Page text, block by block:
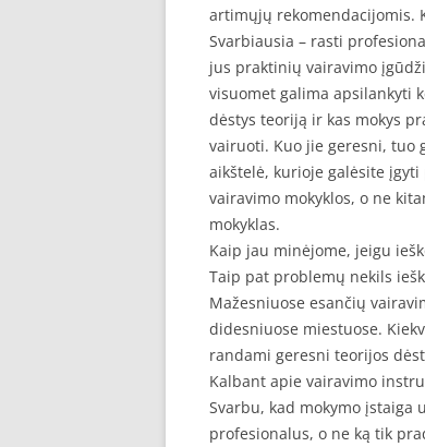
SEO STRAIPSNIU
artimųjų rekomendacijomis.
Svarbiausia – rasti
jus praktinių vairavimo
visuomet galima apsilankyti
dėstys teoriją ir kas mokys
vairuoti. Kuo jie geresni, tuo
aikštelė, kurioje galėsite
vairavimo mokyklos, o ne
mokyklas.
Kaip jau minėjome, jeigu
Taip pat problemų nekils
Mažesniuose esančių
didesniuose miestuose.
randami geresni teorijos
Kalbant apie vairavimo
Svarbu, kad mokymo
profesionalus, o ne ką tik